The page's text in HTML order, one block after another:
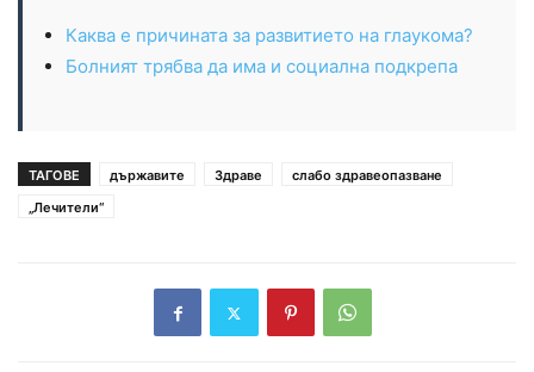
Каква е причината за развитието на глаукома?
Болният трябва да има и социална подкрепа
ТАГОВЕ държавите Здраве
слабо здравеопазване
„Лечители“